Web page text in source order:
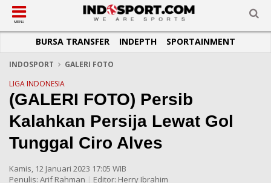
SUB-MENU
SEPAKBOLA
LIGA 1
LIGA 2
LIGA INGGRIS
LIGA ITALIA
LIGA SPANYOL
LIGA CHAMPIONS
SUB-MENU
SPORTAINMENT
SELEBSPORT
LIFESTYLE
SUB-MENU
OTOMOTIF
MOTOGP
FORMULA 1
OTOMANIA
SUB-MENU
BASKET
RAKET
MMA
FUTSAL
OLIMPIK
E-SPORT
SUB-MENU
JADWAL
KLASEMEN
SUB-MENU
TOPIK HARI INI
PERATURAN OLAHRAGA
TIPS DAN TRIK
INFOGRAFIS
GALERI FOTO
TEMPAT OLAHRAGA
PASUKAN SEHAT
MENU
BURSA TRANSFER INDEPTH SPORTAINMENT
INDOSPORT
GALERI FOTO
LIGA INDONESIA
(GALERI FOTO) Persib
Kalahkan Persija Lewat Gol
Tunggal Ciro Alves
Kamis, 12 Januari 2023 17:05 WIB
Penulis: Arif Rahman | Editor: Herry Ibrahim